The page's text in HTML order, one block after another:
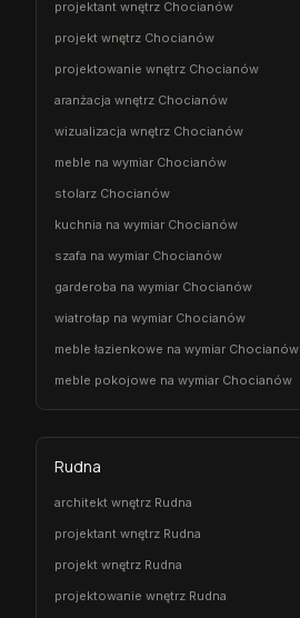
projektant wnętrz Chocianów
projekt wnętrz Chocianów
projektowanie wnętrz Chocianów
aranżacja wnętrz Chocianów
wizualizacja wnętrz Chocianów
meble na wymiar Chocianów
stolarz Chocianów
kuchnia na wymiar Chocianów
szafa na wymiar Chocianów
garderoba na wymiar Chocianów
wiatrołap na wymiar Chocianów
meble łazienkowe na wymiar Chocianów
meble pokojowe na wymiar Chocianów
Rudna
architekt wnętrz Rudna
projektant wnętrz Rudna
projekt wnętrz Rudna
projektowanie wnętrz Rudna